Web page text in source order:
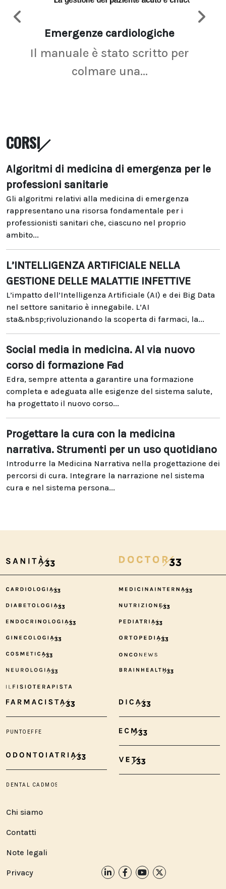
Emergenze cardiologiche
Il manuale è stato scritto per
colmare una...
CORSI
Algoritmi di medicina di emergenza per le
professioni sanitarie
Gli algoritmi relativi alla medicina di emergenza
rappresentano una risorsa fondamentale per i
professionisti sanitari che, ciascuno nel proprio
ambito...
L’INTELLIGENZA ARTIFICIALE NELLA
GESTIONE DELLE MALATTIE INFETTIVE
L’impatto dell’Intelligenza Artificiale (AI) e dei Big Data
nel settore sanitario è innegabile. L’AI
sta&nbsp;rivoluzionando la scoperta di farmaci, la...
Social media in medicina. Al via nuovo
corso di formazione Fad
Edra, sempre attenta a garantire una formazione
completa e adeguata alle esigenze del sistema salute,
ha progettato il nuovo corso...
Progettare la cura con la medicina
narrativa. Strumenti per un uso quotidiano
Introdurre la Medicina Narrativa nella progettazione dei
percorsi di cura. Integrare la narrazione nel sistema
cura e nel sistema persona...
Chi siamo
Contatti
Note legali
Privacy